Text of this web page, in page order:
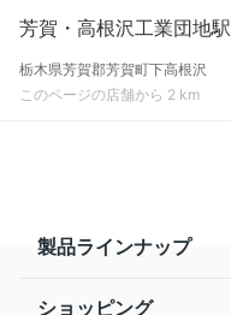
芳賀・高根沢工業団地駅
栃木県芳賀郡芳賀町下高根沢
このページの店舗から 2 km
製品ラインナップ
ショッピング